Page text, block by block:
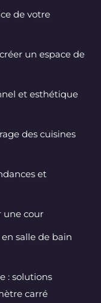
de votre
un espace de
et esthétique
des cuisines
et
une cour
salle de bain
: solutions
carré